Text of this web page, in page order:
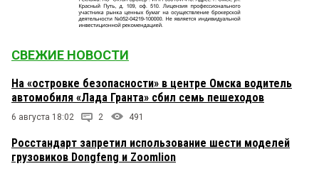
СВЕЖИЕ НОВОСТИ
На «островке безопасности» в центре Омска водитель
автомобиля «Лада Гранта» сбил семь пешеходов
6 августа 18:02 2 491
Росстандарт запретил использование шести моделей
грузовиков Dongfeng и Zoomlion